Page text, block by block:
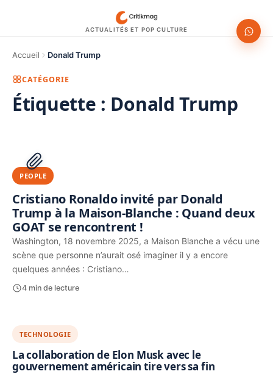
ACTUALITÉS ET POP CULTURE
Accueil Donald Trump
CATÉGORIE
Étiquette : Donald Trump
PUBLICITÉ
PEOPLE
Cristiano Ronaldo invité par Donald
Trump à la Maison-Blanche : Quand deux
GOAT se rencontrent !
Washington, 18 novembre 2025, a Maison Blanche a vécu une
scène que personne n’aurait osé imaginer il y a encore
quelques années : Cristiano…
4 min de lecture
TECHNOLOGIE
La collaboration de Elon Musk avec le
gouvernement américain tire vers sa fin